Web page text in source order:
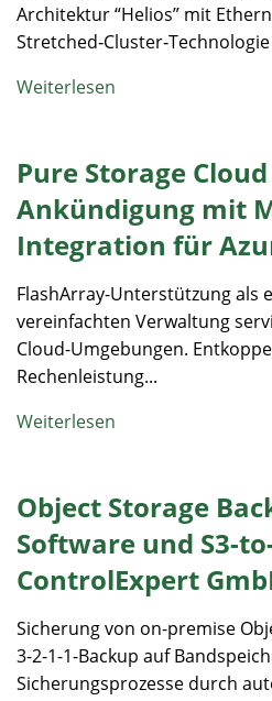
Architektur “Helios” mit
Weiterlesen
Pure Storage
Ankündigung mit
Integration für
FlashArray-Unterstützung als
vereinfachten Verwaltung
Cloud-Umgebungen.
Rechenleistung...
Weiterlesen
Object Storage
Software und S3-
ControlExpert
Sicherung von on-premise
3-2-1-1-Backup auf
Sicherungsprozesse durch